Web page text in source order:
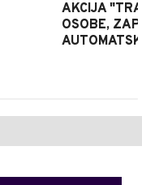
AKCIJA
OSOBE,